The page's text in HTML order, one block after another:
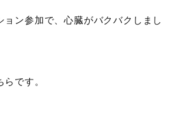
ョン参加で、心臓がバクバクしまし
です。